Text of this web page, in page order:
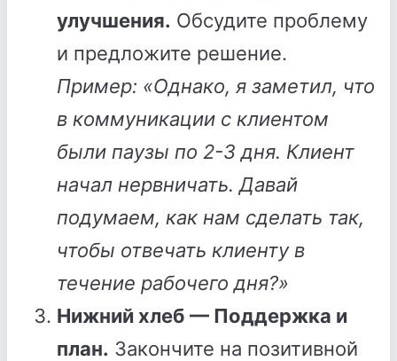
улучшения. Обсудите проблему
и предложите решение.
Пример: «Однако, я заметил, что
в коммуникации с клиентом
были паузы по 2-3 дня. Клиент
начал нервничать. Давай
подумаем, как нам сделать так,
чтобы отвечать клиенту в
течение рабочего дня?»
Нижний хлеб — Поддержка и
план. Закончите на позитивной